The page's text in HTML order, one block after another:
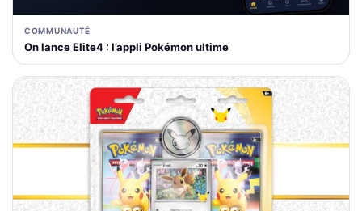
COMMUNAUTÉ
On lance Elite4 : l’appli Pokémon ultime